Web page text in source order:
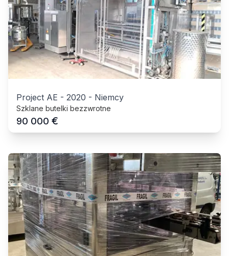
Project AE - 2020 - Niemcy
Szklane butelki bezzwrotne
90 000 €